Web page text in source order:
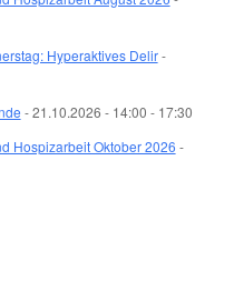
Hyperaktives Delir-
- 21.10.2026 - 14:00 - 17:30
Hospizarbeit Oktober 2026 -